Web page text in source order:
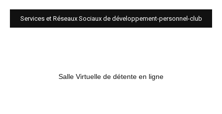
Services et Réseaux Sociaux de développement-personnel-club
Salle Virtuelle de détente en ligne